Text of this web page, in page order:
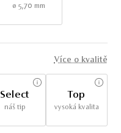
ø 5,70 mm
Více o kvalitě
Select
náš tip
Top
vysoká kvalita